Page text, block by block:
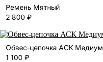
Ремень Мятный
2 800 ₽
Обвес-цепочка АСК Медиум
1 100 ₽